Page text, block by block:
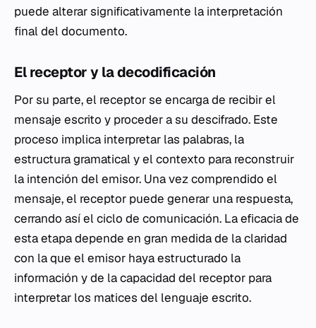
puede alterar significativamente la interpretación
final del documento.
El receptor y la decodificación
Por su parte, el receptor se encarga de recibir el
mensaje escrito y proceder a su descifrado. Este
proceso implica interpretar las palabras, la
estructura gramatical y el contexto para reconstruir
la intención del emisor. Una vez comprendido el
mensaje, el receptor puede generar una respuesta,
cerrando así el ciclo de comunicación. La eficacia de
esta etapa depende en gran medida de la claridad
con la que el emisor haya estructurado la
información y de la capacidad del receptor para
interpretar los matices del lenguaje escrito.